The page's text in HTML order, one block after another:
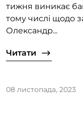
тижня виникає
тому числі щодо
Олександр...
Читати
08 листопада, 2023